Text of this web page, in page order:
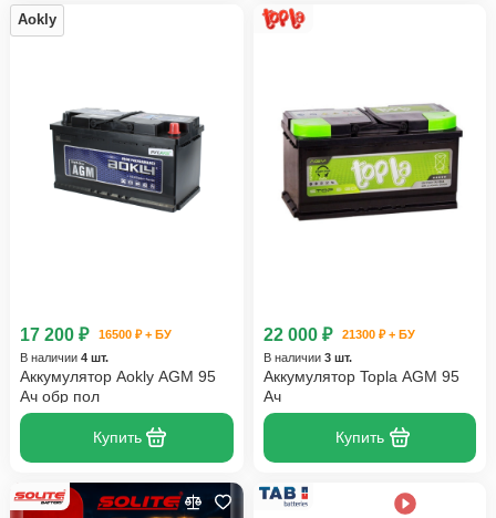
Aokly
17 200 ₽
16500 ₽ + БУ
В наличии 4 шт.
Аккумулятор Aokly AGM 95
Ач обр пол
Купить
22 000 ₽
21300 ₽ + БУ
В наличии 3 шт.
Аккумулятор Topla AGM 95
Ач
Купить